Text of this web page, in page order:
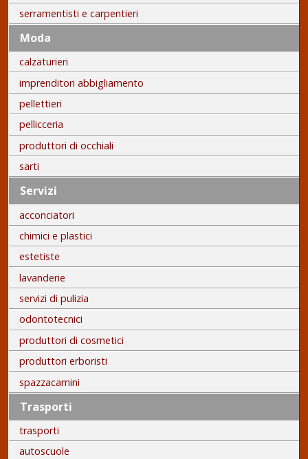
serramentisti e carpentieri
Moda
calzaturieri
imprenditori abbigliamento
pellettieri
pellicceria
produttori di occhiali
sarti
Servizi
acconciatori
chimici e plastici
estetiste
lavanderie
servizi di pulizia
odontotecnici
produttori di cosmetici
produttori erboristi
spazzacamini
Trasporti
trasporti
autoscuole